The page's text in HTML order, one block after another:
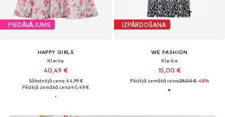
PIEDĀVĀJUMS
HAPPY GIRLS
Kleita
40,49 €
Sākotnējā cena: 44,99 €
Pēdējā zemākā cena:40,49 €
IZPĀRDOŠANA
WE FASHION
Kleita
15,00 €
Pēdējā zemākā cena:29,00 €-48%